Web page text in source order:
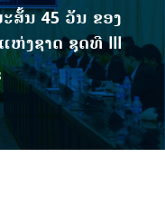
ສັ້ນ 45 ວັນ ຂອງ
ຫ່ງຊາດ ຊຸດທີ III